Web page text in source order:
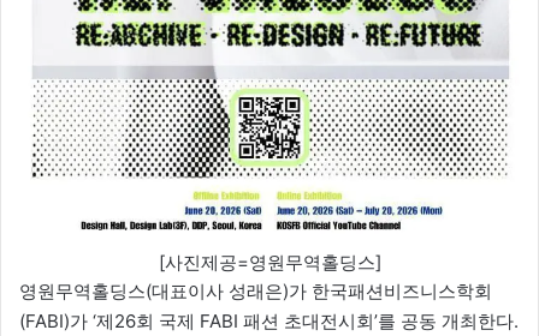
[사진제공=영원무역홀딩스]
영원무역홀딩스(대표이사 성래은)가 한국패션비즈니스학회
(FABI)가 ‘제26회 국제 FABI 패션 초대전시회’를 공동 개최한다.